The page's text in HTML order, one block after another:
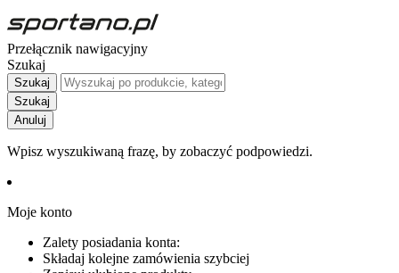
Przełącznik nawigacyjny
Szukaj
Szukaj
Szukaj
Anuluj
Wpisz wyszukiwaną frazę, by zobaczyć podpowiedzi.
Moje konto
Zalety posiadania konta:
Składaj kolejne zamówienia szybciej